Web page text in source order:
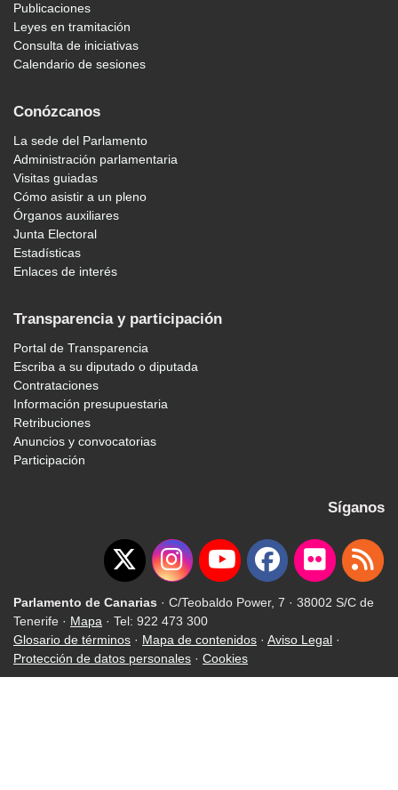
Publicaciones
Leyes en tramitación
Consulta de iniciativas
Calendario de sesiones
Conózcanos
La sede del Parlamento
Administración parlamentaria
Visitas guiadas
Cómo asistir a un pleno
Órganos auxiliares
Junta Electoral
Estadísticas
Enlaces de interés
Transparencia y participación
Portal de Transparencia
Escriba a su diputado o diputada
Contrataciones
Información presupuestaria
Retribuciones
Anuncios y convocatorias
Participación
Síganos
Parlamento de Canarias · C/Teobaldo Power, 7 · 38002 S/C de
Tenerife · Mapa · Tel: 922 473 300
Glosario de términos · Mapa de contenidos · Aviso Legal ·
Protección de datos personales · Cookies